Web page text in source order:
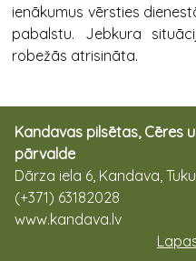
ienākumus vērsties
pabalstu. Jebkura
robežās atrisināta.
Kandavas pilsētas, Cēres
pārvalde
Dārza iela 6, Kandava,
(+371) 63182028
www.kandava.lv